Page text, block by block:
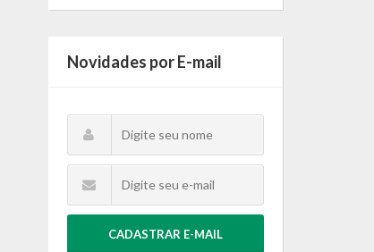
Novidades por E-mail
CADASTRAR E-MAIL